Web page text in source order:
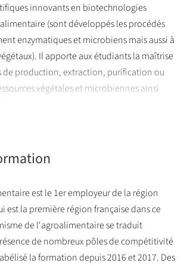
innovants en biotechnologies
(sont développés les procédés
enzymatiques et microbiens mais aussi à
Il apporte aux étudiants la maîtrise
de production, extraction, purification ou
végétales et microbiennes ainsi
bio-informatique.
est le 1er employeur de la région
est la première région française dans ce
de l'agroalimentaire se traduit
de nombreux pôles de compétitivité
la formation depuis 2016 et 2017. Des